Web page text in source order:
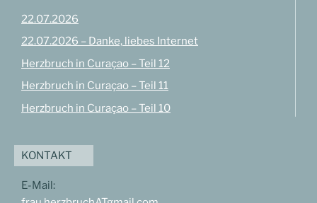
22.07.2026
22.07.2026 – Danke, liebes Internet
Herzbruch in Curaçao – Teil 12
Herzbruch in Curaçao – Teil 11
Herzbruch in Curaçao – Teil 10
KONTAKT
E-Mail: